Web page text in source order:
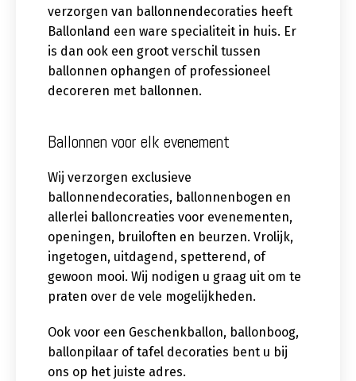
verzorgen van ballonnendecoraties heeft
Ballonland een ware specialiteit in huis. Er
is dan ook een groot verschil tussen
ballonnen ophangen of professioneel
decoreren met ballonnen.
Ballonnen voor elk evenement
Wij verzorgen exclusieve
ballonnendecoraties, ballonnenbogen en
allerlei balloncreaties voor evenementen,
openingen, bruiloften en beurzen. Vrolijk,
ingetogen, uitdagend, spetterend, of
gewoon mooi. Wij nodigen u graag uit om te
praten over de vele mogelijkheden.
Ook voor een Geschenkballon, ballonboog,
ballonpilaar of tafel decoraties bent u bij
ons op het juiste adres.